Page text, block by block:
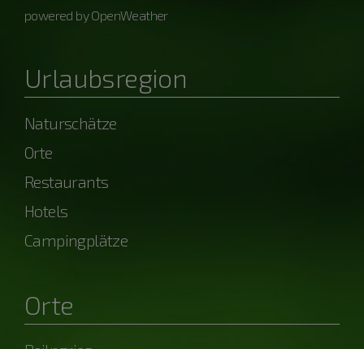
powered by OpenWeather
Urlaubsregion
Naturschätze
Orte
Restaurants
Hotels
Campingplätze
Orte